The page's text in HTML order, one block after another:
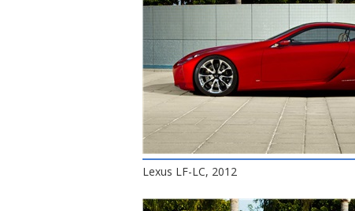
Lexus LF-LC, 2012